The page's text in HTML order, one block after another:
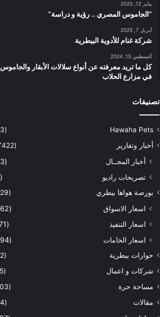
يناير 12, 2025
“الجاموس المصري .. رؤية و دراسة”
أبريل 7, 2025
شركة غنام للأدوية البيطرية
أغسطس 15, 2024
كل ما تريد معرفته عن أنواع سلالات الأبقار والجاموس
في مزارع الحلاب
تصنيفات
Hawaha Pets
(43)
أخبار وتقارير
(5٬422)
أخبار المجــال
(53)
تصريحات راديو
(9)
بورصة هواها بيطري (929)
اسعار الاسواق
(462)
اسعار التنفيذ
(171)
اسعار الخامات
(294)
حوارات بيطرية
(32)
شركات و اعمال
(25)
مساحة حرة
(203)
مقالات
(64)